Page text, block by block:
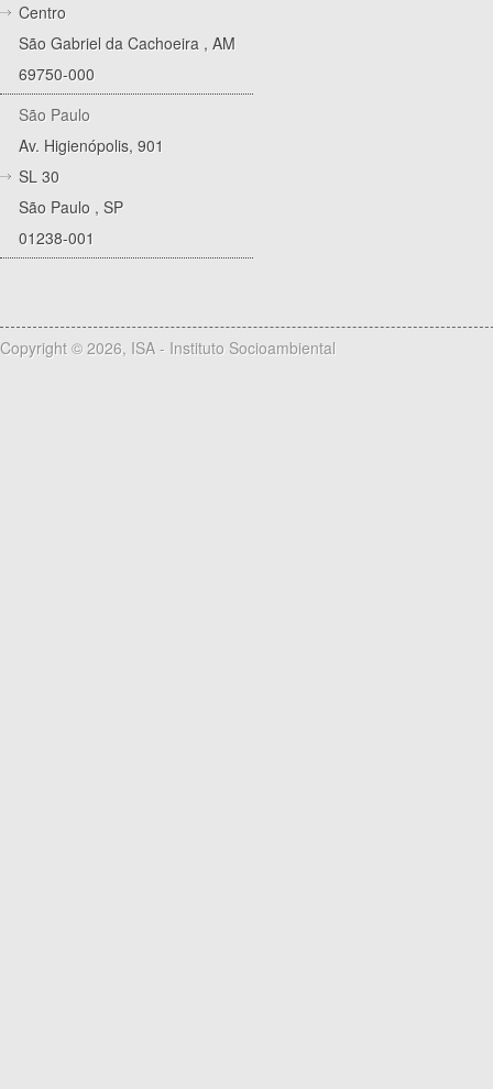
Centro
São Gabriel da Cachoeira , AM
69750-000
São Paulo
Av. Higienópolis, 901
SL 30
São Paulo , SP
01238-001
Copyright © 2026, ISA - Instituto Socioambiental